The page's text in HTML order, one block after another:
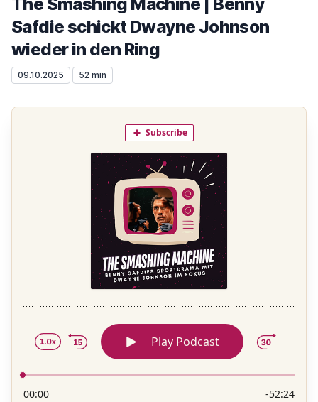
Safdie schickt Dwayne Johnson
wieder in den Ring
09.10.2025 52 min